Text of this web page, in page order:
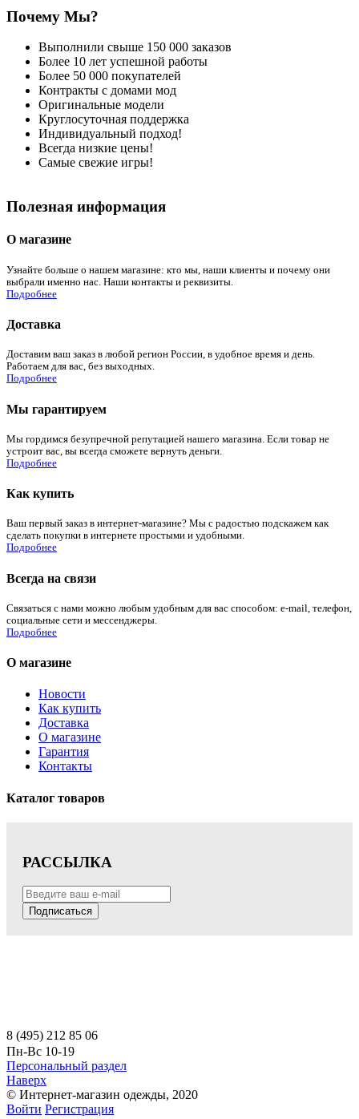
Почему Мы?
Выполнили свыше 150 000 заказов
Более 10 лет успешной работы
Более 50 000 покупателей
Контракты с домами мод
Оригинальные модели
Круглосуточная поддержка
Индивидуальный подход!
Всегда низкие цены!
Самые свежие игры!
Полезная информация
О магазине
Узнайте больше о нашем магазине: кто мы, наши клиенты и почему они
выбрали именно нас. Наши контакты и реквизиты.
Подробнее
Доставка
Доставим ваш заказ в любой регион России, в удобное время и день.
Работаем для вас, без выходных.
Подробнее
Мы гарантируем
Мы гордимся безупречной репутацией нашего магазина. Если товар не
устроит вас, вы всегда сможете вернуть деньги.
Подробнее
Как купить
Ваш первый заказ в интернет-магазине? Мы с радостью подскажем как
сделать покупки в интернете простыми и удобными.
Подробнее
Всегда на связи
Связаться с нами можно любым удобным для вас способом: e-mail, телефон,
социальные сети и мессенджеры.
Подробнее
О магазине
Новости
Как купить
Доставка
О магазине
Гарантия
Контакты
Каталог товаров
РАССЫЛКА
Подписаться
8 (495) 212 85 06
Пн-Вс 10-19
Персональный раздел
Наверх
© Интернет-магазин одежды, 2020
Войти Регистрация